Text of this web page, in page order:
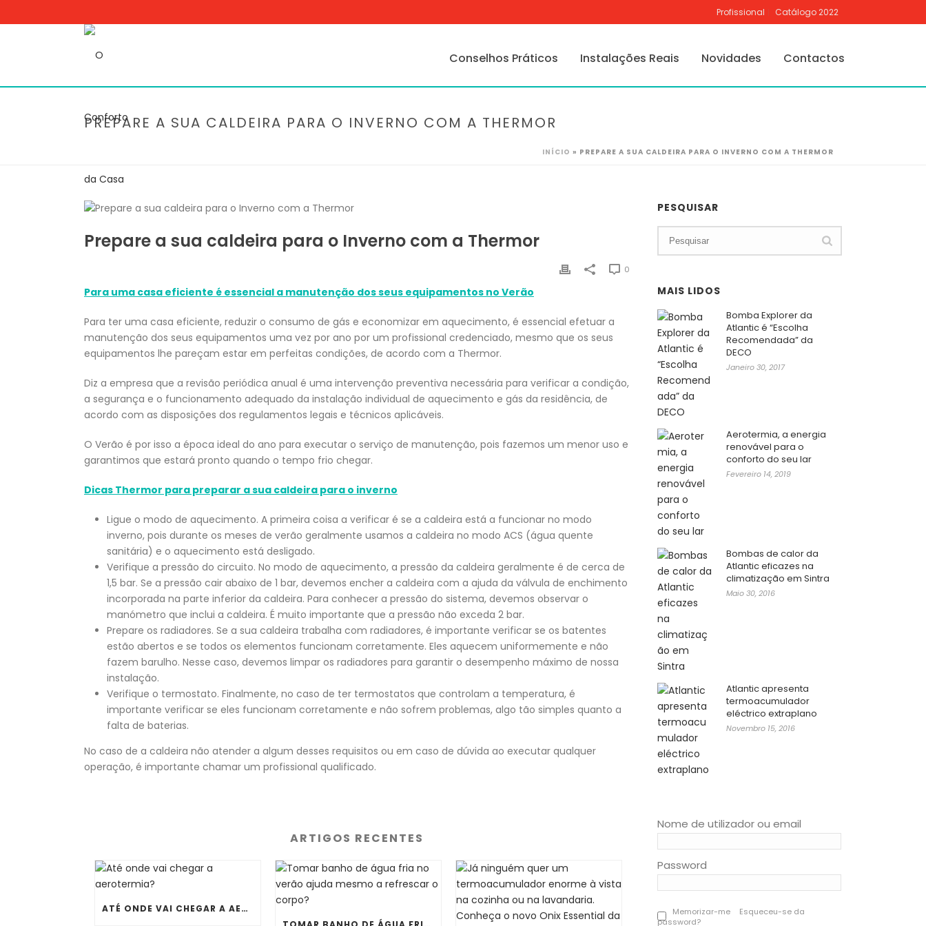
Profissional Catálogo 2022
Conselhos Práticos Instalações Reais Novidades Contactos
PREPARE A SUA CALDEIRA PARA O INVERNO COM A THERMOR
INÍCIO » PREPARE A SUA CALDEIRA PARA O INVERNO COM A THERMOR
Prepare a sua caldeira para o Inverno com a Thermor
0
Para uma casa eficiente é essencial a manutenção dos seus equipamentos no Verão
Para ter uma casa eficiente, reduzir o consumo de gás e economizar em aquecimento, é essencial efetuar a
manutenção dos seus equipamentos uma vez por ano por um profissional credenciado, mesmo que os seus
equipamentos lhe pareçam estar em perfeitas condições, de acordo com a Thermor.
Diz a empresa que a revisão periódica anual é uma intervenção preventiva necessária para verificar a condição,
a segurança e o funcionamento adequado da instalação individual de aquecimento e gás da residência, de
acordo com as disposições dos regulamentos legais e técnicos aplicáveis.
O Verão é por isso a época ideal do ano para executar o serviço de manutenção, pois fazemos um menor uso e
garantimos que estará pronto quando o tempo frio chegar.
Dicas Thermor para preparar a sua caldeira para o inverno
Ligue o modo de aquecimento. A primeira coisa a verificar é se a caldeira está a funcionar no modo
inverno, pois durante os meses de verão geralmente usamos a caldeira no modo ACS (água quente
sanitária) e o aquecimento está desligado.
Verifique a pressão do circuito. No modo de aquecimento, a pressão da caldeira geralmente é de cerca de
1,5 bar. Se a pressão cair abaixo de 1 bar, devemos encher a caldeira com a ajuda da válvula de enchimento
incorporada na parte inferior da caldeira. Para conhecer a pressão do sistema, devemos observar o
manómetro que inclui a caldeira. É muito importante que a pressão não exceda 2 bar.
Prepare os radiadores. Se a sua caldeira trabalha com radiadores, é importante verificar se os batentes
estão abertos e se todos os elementos funcionam corretamente. Eles aquecem uniformemente e não
fazem barulho. Nesse caso, devemos limpar os radiadores para garantir o desempenho máximo de nossa
instalação.
Verifique o termostato. Finalmente, no caso de ter termostatos que controlam a temperatura, é
importante verificar se eles funcionam corretamente e não sofrem problemas, algo tão simples quanto a
falta de baterias.
No caso de a caldeira não atender a algum desses requisitos ou em caso de dúvida ao executar qualquer
operação, é importante chamar um profissional qualificado.
ARTIGOS RECENTES
ATÉ ONDE VAI CHEGAR A AEROTERMIA?
PESQUISAR
MAIS LIDOS
Bomba Explorer da
Atlantic é “Escolha
Recomendada” da
DECO
Janeiro 30, 2017
Aerotermia, a energia
renovável para o
conforto do seu lar
Fevereiro 14, 2019
Bombas de calor da
Atlantic eficazes na
climatização em Sintra
Maio 30, 2016
Atlantic apresenta
termoacumulador
eléctrico extraplano
Novembro 15, 2016
Nome de utilizador ou email
Password
Memorizar-me
Esqueceu-se da
password?